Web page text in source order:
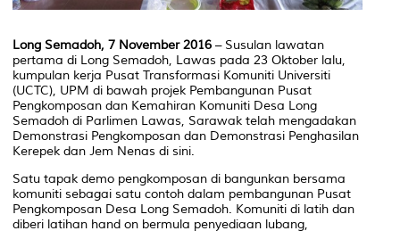
Long Semadoh, 7 November 2016 – Susulan lawatan
pertama di Long Semadoh, Lawas pada 23 Oktober lalu,
kumpulan kerja Pusat Transformasi Komuniti Universiti
(UCTC), UPM di bawah projek Pembangunan Pusat
Pengkomposan dan Kemahiran Komuniti Desa Long
Semadoh di Parlimen Lawas, Sarawak telah mengadakan
Demonstrasi Pengkomposan dan Demonstrasi Penghasilan
Kerepek dan Jem Nenas di sini.
Satu tapak demo pengkomposan di bangunkan bersama
komuniti sebagai satu contoh dalam pembangunan Pusat
Pengkomposan Desa Long Semadoh. Komuniti di latih dan
diberi latihan hand on bermula penyediaan lubang,